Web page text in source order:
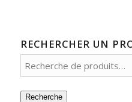
RECHERCHER UN
Recherche